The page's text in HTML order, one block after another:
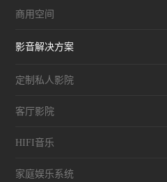
商用空间
影音解决方案
定制私人影院
客厅影院
HIFI音乐
家庭娱乐系统